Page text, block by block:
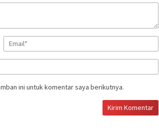
ini untuk komentar saya berikutnya.